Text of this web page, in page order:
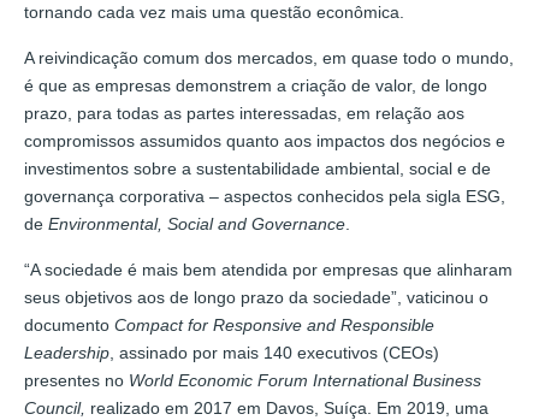
tornando cada vez mais uma questão econômica.
A reivindicação comum dos mercados, em quase todo o mundo,
é que as empresas demonstrem a criação de valor, de longo
prazo, para todas as partes interessadas, em relação aos
compromissos assumidos quanto aos impactos dos negócios e
investimentos sobre a sustentabilidade ambiental, social e de
governança corporativa – aspectos conhecidos pela sigla ESG,
de Environmental, Social and Governance
“A sociedade é mais bem atendida por empresas que alinharam
seus objetivos aos de longo prazo da sociedade”, vaticinou o
documento Compact for Responsive and Responsible
Leadership , assinado por mais 140 executivos (CEOs)
presentes no World Economic Forum International Business
Council, realizado em 2017 em Davos, Suíça. Em 2019, uma